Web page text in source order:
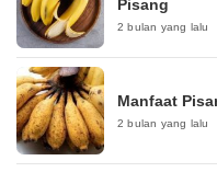
Pisang
2 bulan yang lalu
Manfaat
2 bulan yang lalu